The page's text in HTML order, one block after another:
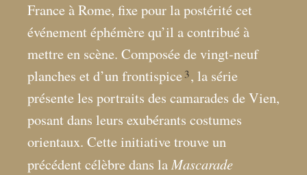
France à Rome, fixe pour la postérité cet
événement éphémère qu’il a contribué à
mettre en scène. Composée de vingt-neuf
planches et d’un frontispice 3 , la série
présente les portraits des camarades de Vien,
posant dans leurs exubérants costumes
orientaux. Cette initiative trouve un
précédent célèbre dans la Mascarade